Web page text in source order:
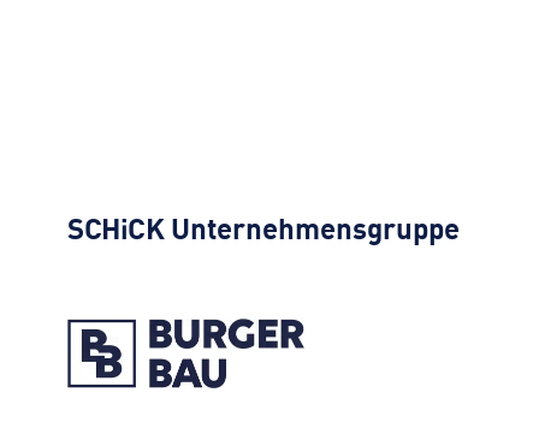
SCHiCKUnternehmensgruppe